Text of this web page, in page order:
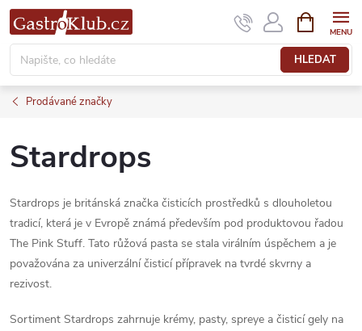
Přejít
na
obsah
HLEDAT
NÁKUPNÍ
KOŠÍK
Prodávané značky
Stardrops
Stardrops je británská značka čisticích prostředků s dlouholetou
tradicí, která je v Evropě známá především pod produktovou řadou
The Pink Stuff. Tato růžová pasta se stala virálním úspěchem a je
považována za univerzální čisticí přípravek na tvrdé skvrny a
rezivost.
Sortiment Stardrops zahrnuje krémy, pasty, spreye a čisticí gely na